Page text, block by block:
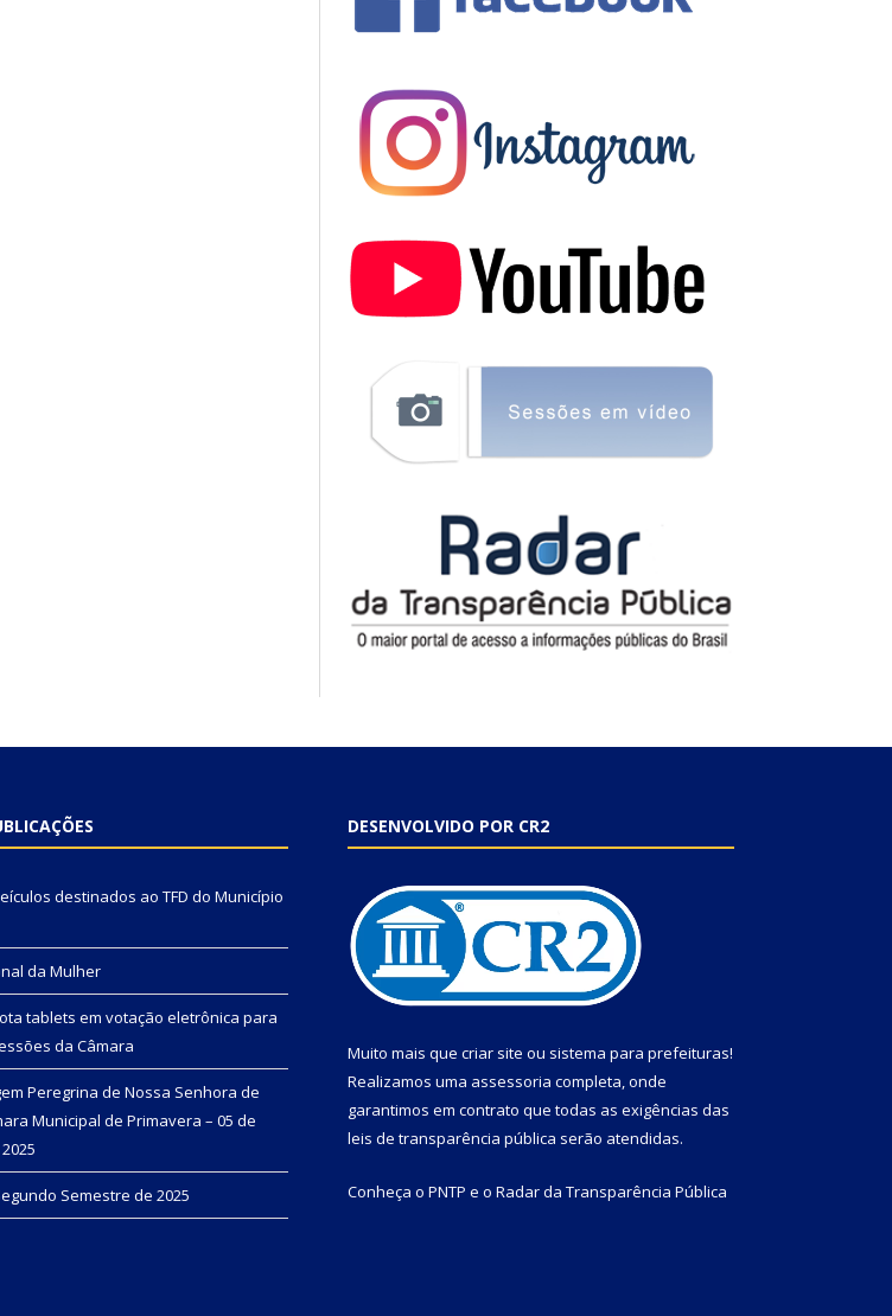
destinados ao TFD do Município
da Mulher
tablets em votação eletrônica para
da Câmara
Peregrina de Nossa Senhora de
Municipal de Primavera – 05 de
Semestre de 2025
DESENVOLVIDO POR CR2
Muito mais que criar site ou sistema para prefeituras!
Realizamos uma assessoria completa, onde
garantimos em contrato que todas as exigências das
leis de transparência pública serão atendidas.
Conheça o PNTP e o Radar da Transparência Pública